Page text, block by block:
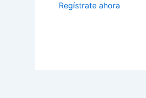
Regístrate ahora